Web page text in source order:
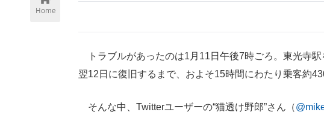
Home
トラブルがあったのは1月11日午後7時ごろ。東光寺駅
翌12日に復旧するまで、およそ15時間にわたり乗客約
そんな中、Twitterユーザーの“猫透け野郎”さん（